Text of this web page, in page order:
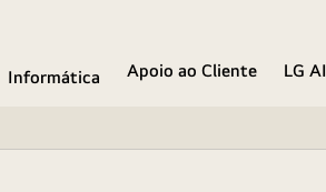
Informática Apoio ao Cliente
LG AI